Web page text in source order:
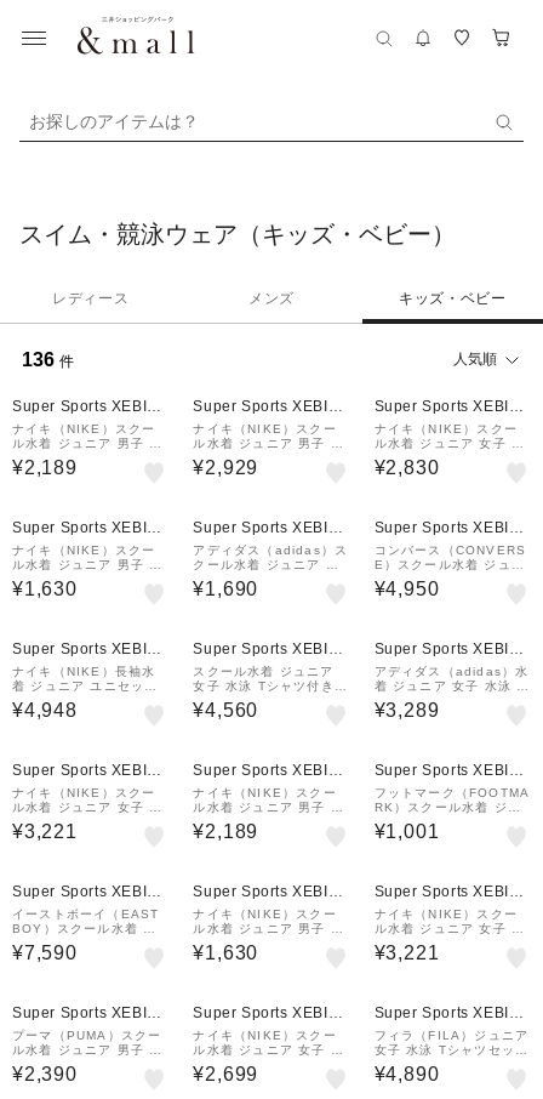
お探しのアイテムは？
スイム・競泳ウェア（キッズ・ベビー）
レディース メンズ キッズ・ベビー
136 件 人気順
Super Sports XEBIO
&mall店
ナイキ（NIKE）スクー
ル水着 ジュニア 男子 水
泳 ボレーショーツ ゴー
ルド 130-170センチ 19
¥2,189
Super Sports XEBIO
&mall店
ナイキ（NIKE）スクー
ル水着 ジュニア 男子 水
泳 ボーイズボレーショー
ツ 黒×青 110-170サイ
¥2,929
Super Sports XEBIO
&mall店
ナイキ（NIKE）スクー
ル水着 ジュニア 女子 水
泳 ガールズキュロットワ
ンピース 黒×紫 110-17
¥2,830
Super Sports XEBIO
&mall店
ナイキ（NIKE）スクー
ル水着 ジュニア 男子 水
泳 ボーイズロングスパッ
ツ 黒 110-180サイズ 1
¥1,630
Super Sports XEBIO
&mall店
アディダス（adidas）ス
クール水着 ジュニア 男
子 水泳 キッズ パフォー
マンス ロゴ スイミング
¥1,690
Super Sports XEBIO
&mall店
コンバース（CONVERS
E）スクール水着 ジュニ
ア 女子 水泳 Tシャツ付
き セパレート 3点セット
¥4,950
Super Sports XEBIO
&mall店
ナイキ（NIKE）長袖水
着 ジュニア ユニセック
ス 長袖ショーツセット
黒 140-170サイズ 199
¥4,948
Super Sports XEBIO
&mall店
スクール水着 ジュニア
女子 水泳 Tシャツ付き
セパレート 3点セット 紺
×水色 140-170サイズ 3
¥4,560
Super Sports XEBIO
&mall店
アディダス（adidas）水
着 ジュニア 女子 水泳 レ
ーサーバック スイムドレ
ス 黒×ピンク 110-160
¥3,289
Super Sports XEBIO
&mall店
ナイキ（NIKE）スクー
ル水着 ジュニア 女子 水
泳 ガールズセパレーツ
黒 120-170サイズ 199
¥3,221
Super Sports XEBIO
&mall店
ナイキ（NIKE）スクー
ル水着 ジュニア 男子 水
泳 ボレーショーツ 赤 13
0-170センチ 1991104-
¥2,189
Super Sports XEBIO
&mall店
フットマーク（FOOTMA
RK）スクール水着 ジュ
ニア 男子 水泳 スイムス
クールウエア 0245300
¥1,001
Super Sports XEBIO
&mall店
イーストボーイ（EAST
BOY）スクール水着 ジ
ュニア 女子 水泳 スポT
付タンクセット4P 青 13
¥7,590
Super Sports XEBIO
&mall店
ナイキ（NIKE）スクー
ル水着 ジュニア 男子 水
泳 ボーイズロングスパッ
ツ 紺 110-170サイズ 1
¥1,630
Super Sports XEBIO
&mall店
ナイキ（NIKE）スクー
ル水着 ジュニア 女子 水
泳 セパレーツ 黒 120-1
70センチ 1991107-009
¥3,221
Super Sports XEBIO
&mall店
プーマ（PUMA）スクー
ル水着 ジュニア 男子 水
泳 アクティブ スポーツ
スイムパンツ 黒 130-16
¥2,390
Super Sports XEBIO
&mall店
ナイキ（NIKE）スクー
ル水着 ジュニア 女子 水
泳 キュロットワンピース
紫 110-170センチ 199
¥2,699
Super Sports XEBIO
&mall店
フィラ（FILA）ジュニア
女子 水泳 Tシャツセット
オン スクール水着 1256
66-PPL
¥4,890